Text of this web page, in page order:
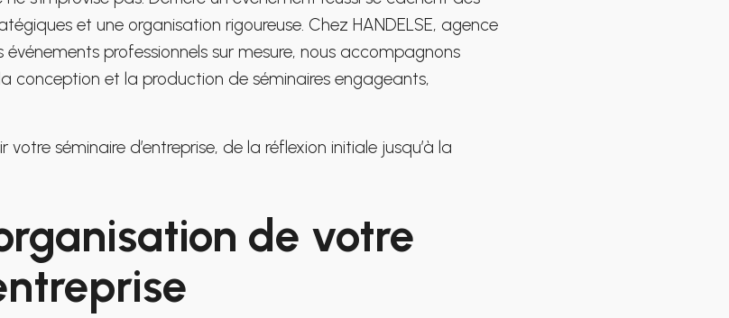
et une organisation rigoureuse. Chez HANDELSE, agence
événements professionnels sur mesure, nous accompagnons
conception et la production de séminaires engageants,
votre séminaire d’entreprise, de la réflexion initiale jusqu’à la
de votre